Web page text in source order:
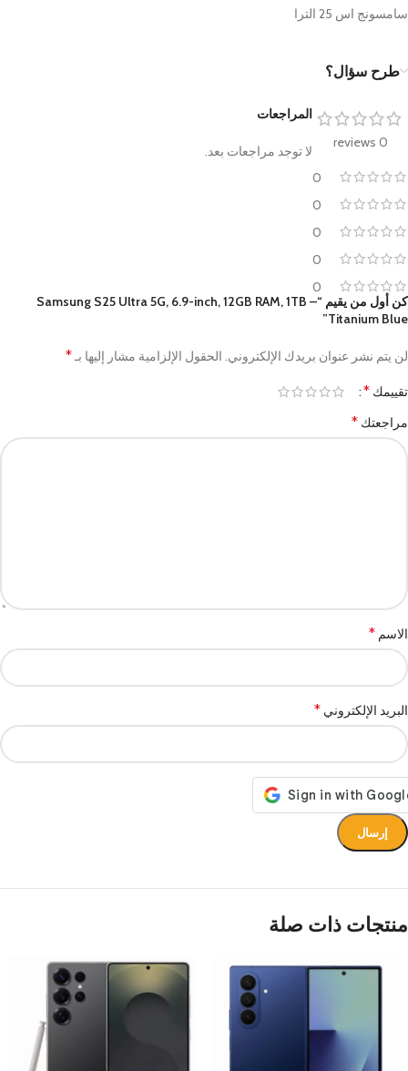
سامسونج اس 25 الترا
طرح سؤال؟
0 reviews
0
0
0
0
0
المراجعات
لا توجد مراجعات بعد.
كن أول من يقيم “Samsung S25 Ultra 5G, 6.9-inch, 12GB RAM, 1TB –
Titanium Blue”
لن يتم نشر عنوان بريدك الإلكتروني. الحقول الإلزامية مشار إليها بـ*
تقييمك *
مراجعتك *
الاسم *
البريد الإلكتروني *
منتجات ذات صلة